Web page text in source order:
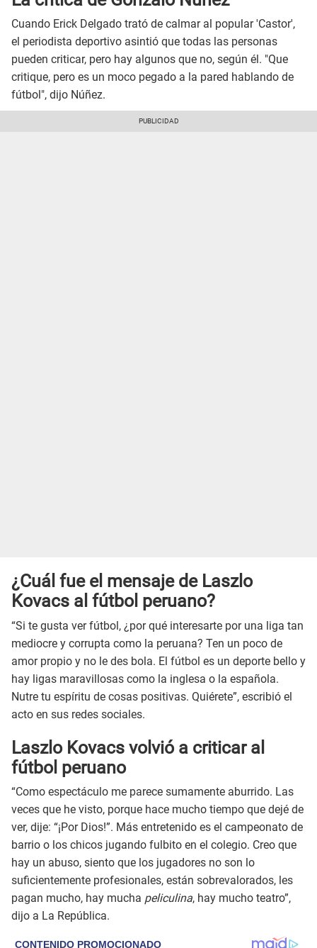
Cuando Erick Delgado trató de calmar al popular 'Castor',
el periodista deportivo asintió que todas las personas
pueden criticar, pero hay algunos que no, según él. "Que
critique, pero es un moco pegado a la pared hablando de
fútbol", dijo Núñez.
¿Cuál fue el mensaje de Laszlo
Kovacs al fútbol peruano?
“Si te gusta ver fútbol, ¿por qué interesarte por una liga tan
mediocre y corrupta como la peruana? Ten un poco de
amor propio y no le des bola. El fútbol es un deporte bello y
hay ligas maravillosas como la inglesa o la española.
Nutre tu espíritu de cosas positivas. Quiérete”, escribió el
acto en sus redes sociales.
Laszlo Kovacs volvió a criticar al
fútbol peruano
“Como espectáculo me parece sumamente aburrido. Las
veces que he visto, porque hace mucho tiempo que dejé de
ver, dije: “¡Por Dios!”. Más entretenido es el campeonato de
barrio o los chicos jugando fulbito en el colegio. Creo que
hay un abuso, siento que los jugadores no son lo
suficientemente profesionales, están sobrevalorados, les
pagan mucho, hay mucha peliculina, hay mucho teatro”,
dijo a La República.